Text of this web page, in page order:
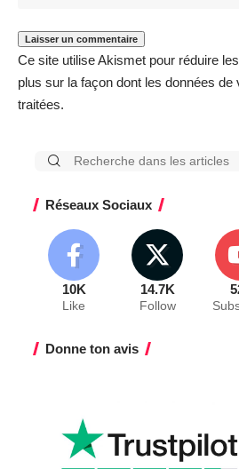
Ce site utilise Akismet pour réduire
plus sur la façon dont les données
traitées.
Réseaux Sociaux
10K
Like
14.7K
Follow
Donne ton avis